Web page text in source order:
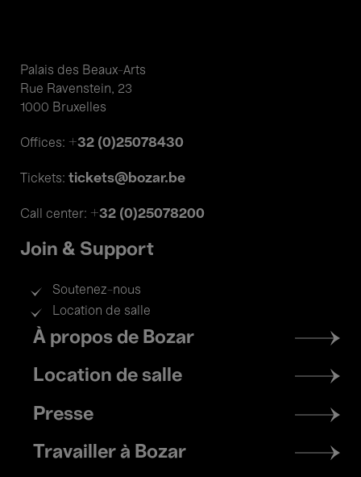
Palais des Beaux-Arts
Rue Ravenstein, 23
1000 Bruxelles
Offices: +32 (0)25078430
Tickets: tickets@bozar.be
Call center: +32 (0)25078200
Join & Support
Soutenez-nous
Location de salle
Footer
menu
À propos de Bozar
Location de salle
Presse
Travailler à Bozar